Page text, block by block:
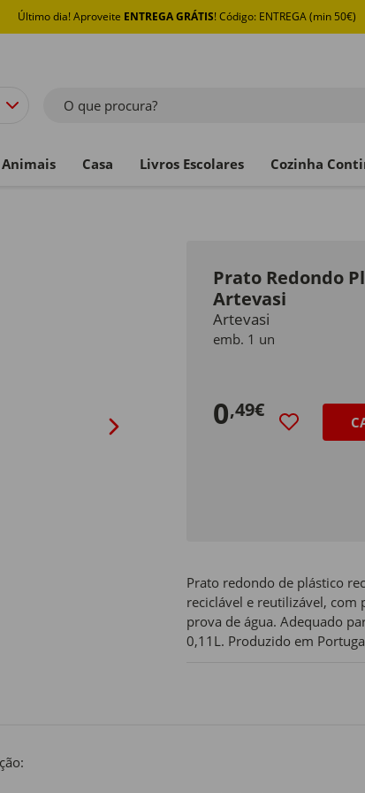
Último dia! Aproveite ENTREGA GRÁTIS! Código: ENTREGA (min 50€)
O que procura?
Animais Casa Livros Escolares Cozinha
Prato Redondo
Artevasi
Artevasi
emb. 1 un
0,49€
Prato redondo de plástico
reciclável e reutilizável, com
prova de água. Adequado
0,11L. Produzido em